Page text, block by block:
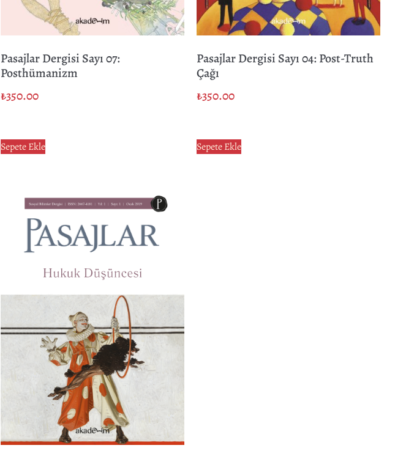
Pasajlar Dergisi Sayı 07:
Posthümanizm
₺350.00
Sepete Ekle
Pasajlar Dergisi Sayı 04: Post-Truth
Çağı
₺350.00
Sepete Ekle